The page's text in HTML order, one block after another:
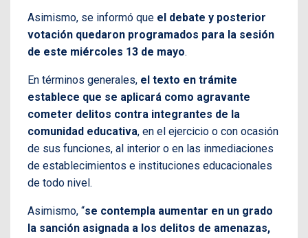
Asimismo, se informó que el debate y posterior
votación quedaron programados para la sesión
de este miércoles 13 de mayo.
En términos generales, el texto en trámite
establece que se aplicará como agravante
cometer delitos contra integrantes de la
comunidad educativa, en el ejercicio o con ocasión
de sus funciones, al interior o en las inmediaciones
de establecimientos e instituciones educacionales
de todo nivel.
Asimismo, “se contempla aumentar en un grado
la sanción asignada a los delitos de amenazas,